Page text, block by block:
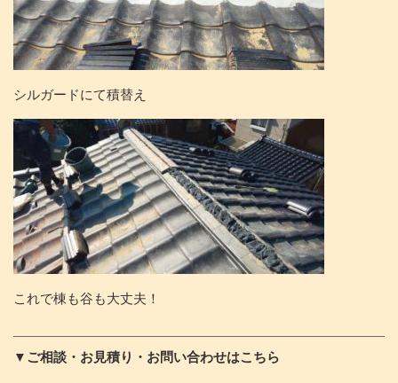
シルガードにて積替え
これで棟も谷も大丈夫！
▼ご相談・お見積り・お問い合わせはこちら